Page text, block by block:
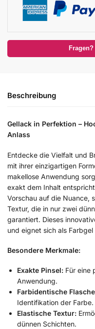
Beschreibung
Gellack in Perfektion –
Anlass
Entdecke die Vielfalt und
mit ihrer einzigartigen
makellose Anwendung
exakt dem Inhalt
Vorschau auf die Nuance,
Textur, die in nur zwei
garantiert. Dieses
und eignet sich als
Besondere Merkmale:
Exakte Pinsel: Für eine
Anwendung.
Farbidentische
Identifikation der Farbe.
Elastische Textur:
dünnen Schichten.